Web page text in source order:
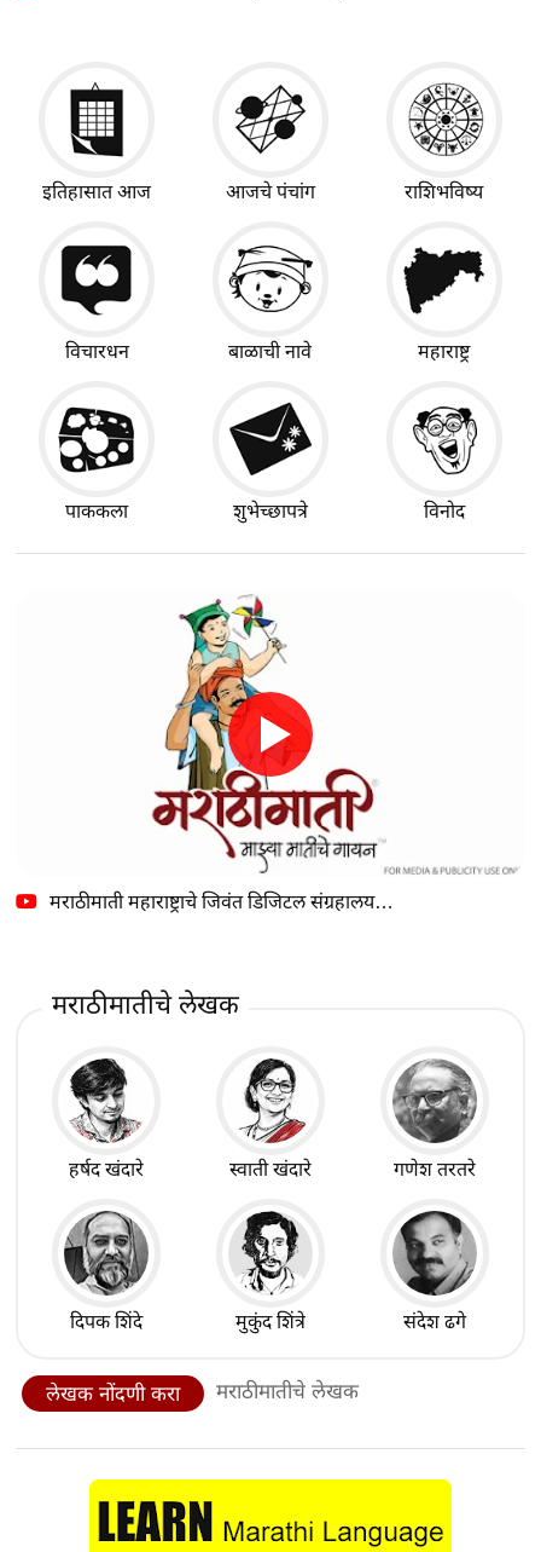
इतिहासात आज आजचे पंचांग राशिभविष्य
विचारधन बाळाची नावे महाराष्ट्र
पाककला शुभेच्छापत्रे विनोद
मराठीमाती महाराष्ट्राचे जिवंत डिजिटल संग्रहालय…
मराठीमातीचे लेखक
हर्षद खंदारे स्वाती खंदारे गणेश तरतरे
दिपक शिंदे मुकुंद शिंत्रे संदेश ढगे
लेखक नोंदणी करा मराठीमातीचे लेखक